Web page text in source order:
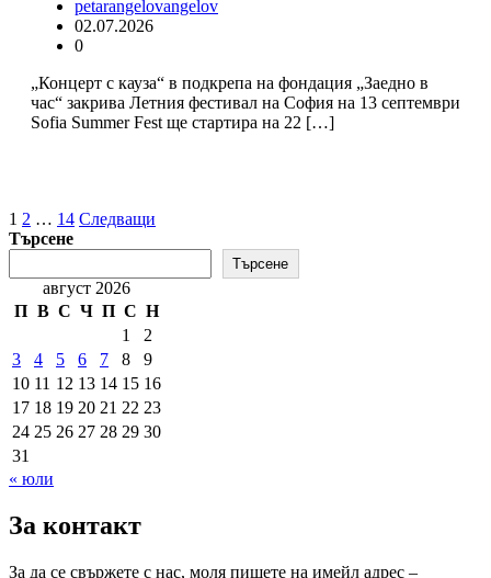
petarangelovangelov
02.07.2026
0
„Концерт с кауза“ в подкрепа на фондация „Заедно в
час“ закрива Летния фестивал на София на 13 септември
Sofia Summer Fest ще стартира на 22 […]
Разделяне
на
публикациите
на
1 2 … 14 Следващи
Търсене
Търсене
август 2026
П В С Ч П С Н
1
2
3
4 5 6 7 8
9
10 11 12 13 14 15 16
17 18 19 20 21 22 23
24 25 26 27 28 29 30
31
« юли
За контакт
За да се свържете с нас, моля пишете на имейл адрес –